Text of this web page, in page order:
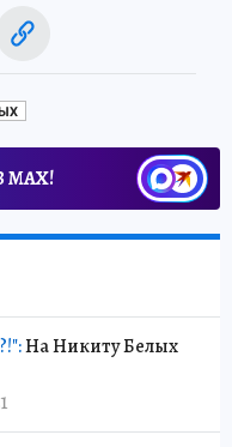
МАХ!
На Никиту Белых